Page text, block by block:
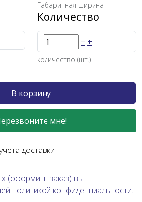
Габаритная ширина
Количество
− +
количество (шт.)
В корзину
мне!
доставки
(оформить заказ) вы
политикой конфиденциальности.